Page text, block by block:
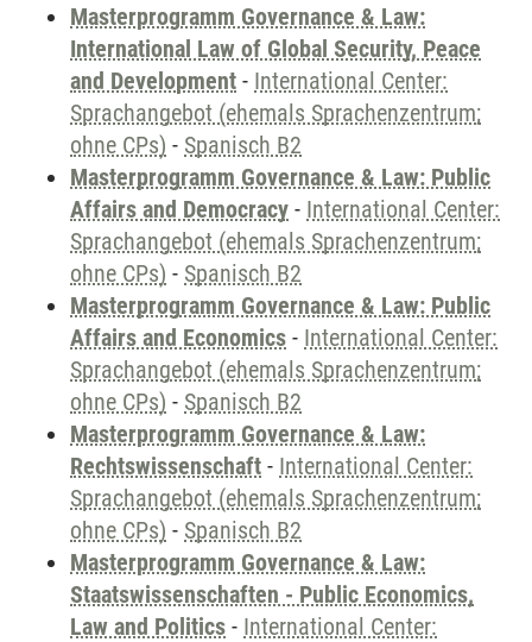
Masterprogramm Governance & Law:
International Law of Global Security, Peace
and Development - International Center:
Sprachangebot (ehemals Sprachenzentrum;
ohne CPs) - Spanisch B2
Masterprogramm Governance & Law: Public
Affairs and Democracy - International Center:
Sprachangebot (ehemals Sprachenzentrum;
ohne CPs) - Spanisch B2
Masterprogramm Governance & Law: Public
Affairs and Economics - International Center:
Sprachangebot (ehemals Sprachenzentrum;
ohne CPs) - Spanisch B2
Masterprogramm Governance & Law:
Rechtswissenschaft - International Center:
Sprachangebot (ehemals Sprachenzentrum;
ohne CPs) - Spanisch B2
Masterprogramm Governance & Law:
Staatswissenschaften - Public Economics,
Law and Politics - International Center: